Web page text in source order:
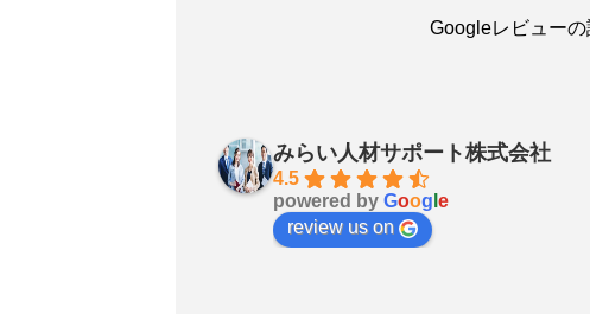
Googleレビュー
みらい人材サポート株式会社
4.5
powered byGoog le
review us on
お陰で無事に転職成功しました！とっても
良いエージェントです〜転職される方へ是
非おすすめします！